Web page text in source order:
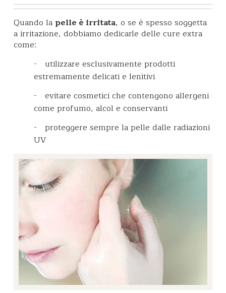
Quando la pelle è irritata, o se è spesso soggetta
a irritazione, dobbiamo dedicarle delle cure extra
come:
-
utilizzare esclusivamente prodotti
estremamente delicati e lenitivi
-
evitare cosmetici che contengono allergeni
come profumo, alcol e conservanti
-
proteggere sempre la pelle dalle radiazioni
UV